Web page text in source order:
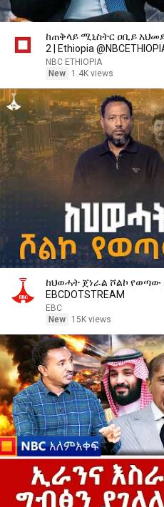
ከጠቅላይ ሚኒስትር ዐቢይ
2 | Ethiopia
NBC ETHIOPIA
New
1.4K views
ከህወሓት ጀነራል ሾልኮ የወጣው ምስጢር -
EBCDOTSTREAM
EBC
New
15K views